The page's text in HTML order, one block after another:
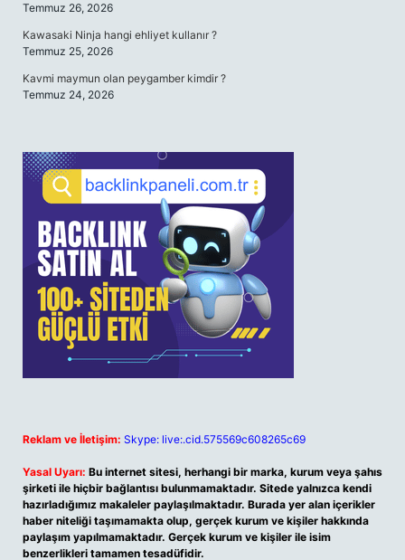
Temmuz 26, 2026
Kawasaki Ninja hangi ehliyet kullanır ?
Temmuz 25, 2026
Kavmi maymun olan peygamber kimdir ?
Temmuz 24, 2026
Reklam ve İletişim: Skype: live:.cid.575569c608265c69
Yasal Uyarı: Bu internet sitesi, herhangi bir marka, kurum veya şahıs
şirketi ile hiçbir bağlantısı bulunmamaktadır. Sitede yalnızca kendi
hazırladığımız makaleler paylaşılmaktadır. Burada yer alan içerikler
haber niteliği taşımamakta olup, gerçek kurum ve kişiler hakkında
paylaşım yapılmamaktadır. Gerçek kurum ve kişiler ile isim
benzerlikleri tamamen tesadüfidir.